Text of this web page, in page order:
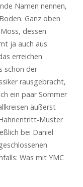
Namen nennen,
Ganz oben
dessen
ja auch aus
erreichen
schon der
rausgebracht,
ein paar Sommer
äußerst
Muster
bei Daniel
Was mit YMC